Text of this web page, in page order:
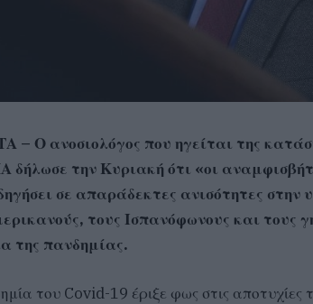
– Ο ανοσιολόγος που ηγείται της
δήλωσε την Κυριακή ότι «οι
σε απαράδεκτες ανισότητες στην
τους Ισπανόφωνους και τους
της πανδημίας.
του Covid-19 έριξε φως στις αποτυχίες